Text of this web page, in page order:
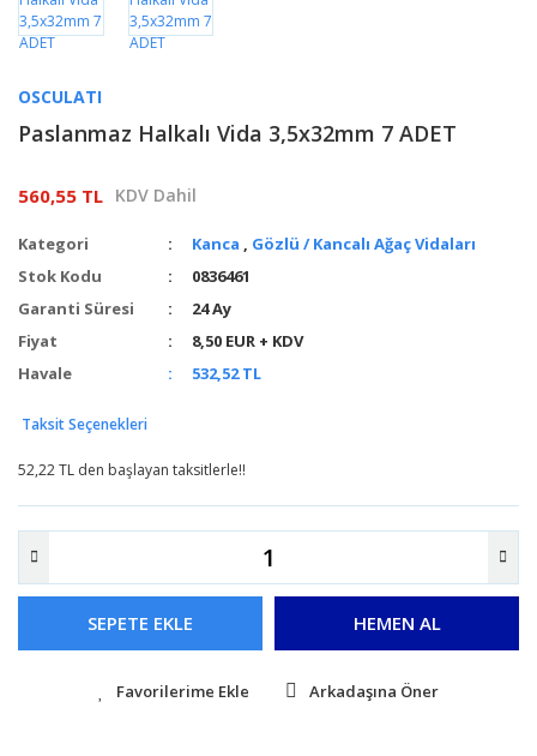
OSCULATI
Paslanmaz Halkalı Vida 3,5x32mm 7 ADET
560,55 TL KDV Dahil
Kategori Kanca , Gözlü / Kancalı Ağaç Vidaları
Stok Kodu
0836461
Garanti Süresi
24 Ay
Fiyat
8,50 EUR + KDV
Havale
532,52 TL
Taksit Seçenekleri
52,22 TL den başlayan taksitlerle!!
SEPETE EKLE HEMEN AL
Arkadaşına Öner